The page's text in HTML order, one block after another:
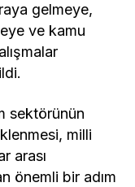
gelmeye,
ve kamu
sektörünün
milli
arası
önemli bir adım